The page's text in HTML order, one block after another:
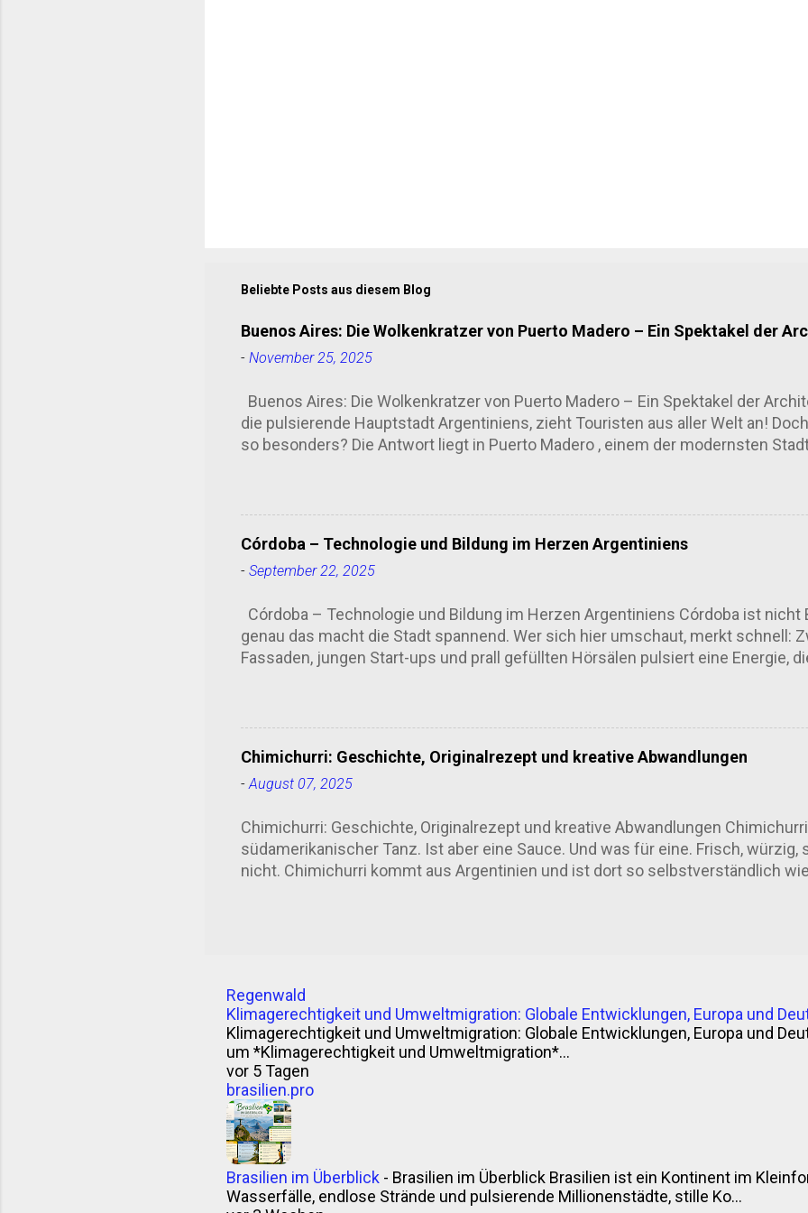
Beliebte Posts aus diesem Blog
Buenos Aires: Die Wolkenkratzer von Puerto Madero – Ein Spektakel der
- November 25, 2025
Buenos Aires: Die Wolkenkratzer von Puerto Madero – Ein Spektakel der
die pulsierende Hauptstadt Argentiniens, zieht Touristen aus aller Welt an!
so besonders? Die Antwort liegt in Puerto Madero , einem der modernsten
Madero: Ein architektonisches Meisterwerk Puerto Madero ist nicht nur ein
beeindruckt. Die Hafenpromenade lädt Spaziergänger zu einem einzigartigen
Blick auf die beeindruckende Skyline, die von architektonischen Highlights
, ein...
Córdoba – Technologie und Bildung im Herzen Argentiniens
- September 22, 2025
Córdoba – Technologie und Bildung im Herzen Argentiniens Córdoba ist nicht
genau das macht die Stadt spannend. Wer sich hier umschaut, merkt schnell:
Fassaden, jungen Start-ups und prall gefüllten Hörsälen pulsiert eine Energie,
Studierendenstadt. Die Universidad Nacional de Córdoba , gegründet 1613,
ist kein isoliertes Elfenbeinturm-Projekt. Vielmehr mischt sie sich ins
organisiert Hackathons und öffnet Labore für Kooperationen. Die Luft riecht
könnte me...
Chimichurri: Geschichte, Originalrezept und kreative Abwandlungen
- August 07, 2025
Chimichurri: Geschichte, Originalrezept und kreative Abwandlungen
südamerikanischer Tanz. Ist aber eine Sauce. Und was für eine. Frisch, würzig,
nicht. Chimichurri kommt aus Argentinien und ist dort so selbstverständlich
Herkunft ist nicht ganz eindeutig belegt – wie so oft bei Traditionsrezepten.
stimmt? Wer weiß. Klingt jedenfalls gut genug für einen Grillabend. Andere
argentinisches Kauderwelsch aus Englisch, Baskisch und Spanisch – „che mi
curry“. Vielleicht. Sicher ...
Regenwald
Klimagerechtigkeit und Umweltmigration: Globale Entwicklungen, Europa und
Klimagerechtigkeit und Umweltmigration: Globale Entwicklungen, Europa und
um *Klimagerechtigkeit und Umweltmigration*...
vor 5 Tagen
brasilien.pro
Brasilien im Überblick - Brasilien im Überblick Brasilien ist ein Kontinent im
Wasserfälle, endlose Strände und pulsierende Millionenstädte, stille Ko...